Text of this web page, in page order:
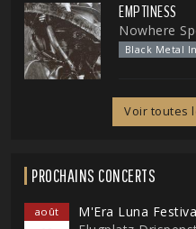
EMPTINESS
Nowhere
Black Metal
Voir toutes
PROCHAINS CONCERTS
août
M'Era Luna